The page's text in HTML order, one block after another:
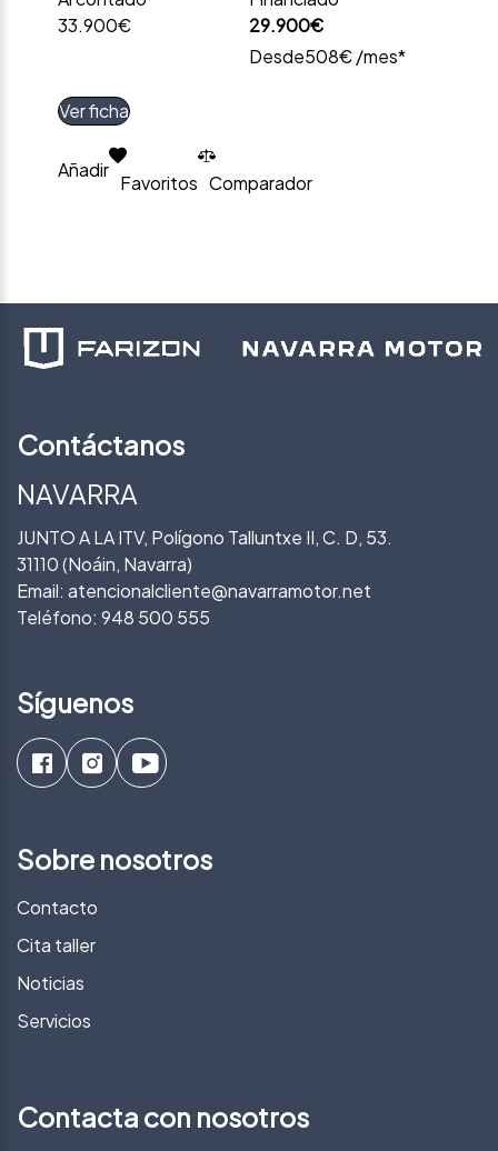
33.900€
29.900€
Desde508€ /mes*
Ver ficha
Añadir
Favoritos Comparador
Contáctanos
NAVARRA
JUNTO A LA ITV, Polígono Talluntxe II, C. D, 53.
31110 (Noáin, Navarra)
Email: atencionalcliente@navarramotor.net
Teléfono: 948 500 555
Síguenos
Sobre nosotros
Contacto
Cita taller
Noticias
Servicios
Contacta con nosotros